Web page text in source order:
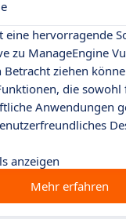
eine hervorragende
zu ManageEngine
Betracht ziehen
die sowohl
Anwendungen
anzeigen
Mehr erfahren